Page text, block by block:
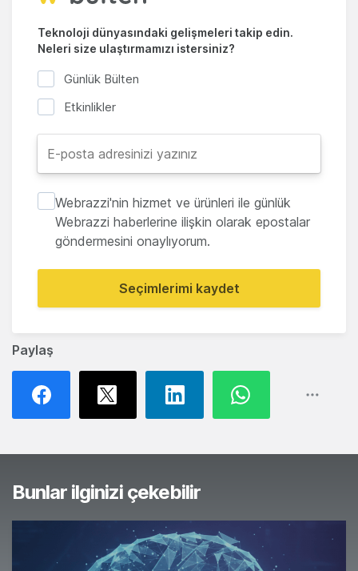
Paylaş
Teknoloji dünyasındaki gelişmeleri takip edin.
Neleri size ulaştırmamızı istersiniz?
Günlük Bülten
Etkinlikler
Webrazzi'nin hizmet ve ürünleri ile günlük
Webrazzi haberlerine ilişkin olarak epostalar
göndermesini onaylıyorum.
Seçimlerimi kaydet
Bunlar ilginizi çekebilir